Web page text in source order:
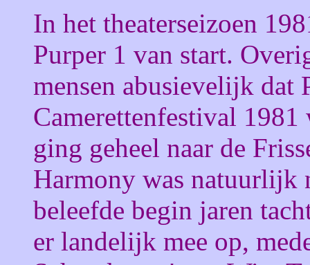
In het theaterseizoen
Purper 1 van start.
mensen abusievelijk dat
Camerettenfestival 1981
ging geheel naar de
Harmony was natuurlijk
beleefde begin jaren
er landelijk mee op,